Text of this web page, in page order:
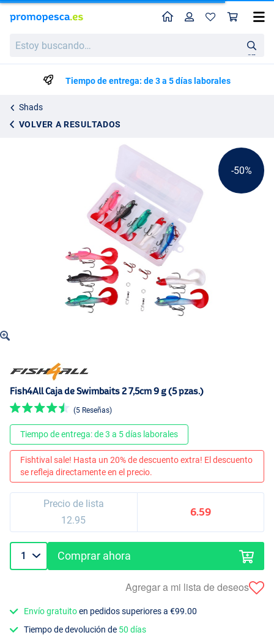
buscando…
en
Perfil
Tiempo de entrega: de 3 a 5 días laborales
Shads
VOLVER A RESULTADOS
Fish4All Caja de Swimbaits 2 7,5cm 9 g (5 pzas.)
12.95
-50%
Fish4All Caja de Swimbaits 2 7,5cm 9 g (5 pzas.)
(5 Reseñas)
Tiempo de entrega: de 3 a 5 días laborales
Fishtival sale! Hasta un 20% de descuento extra! El descuento
se refleja directamente en el precio.
Precio de lista
12.95
6.59
Comprar ahora
Agregar a mi lista de deseos
Envío gratuitoen pedidos superiores a €99.00
Tiempo de devolución de 50 días